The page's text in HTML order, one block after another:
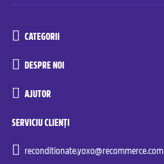
CATEGORII
DESPRE NOI
AJUTOR
SERVICIU CLIENȚI
reconditionate.yoxo@recommerce.com